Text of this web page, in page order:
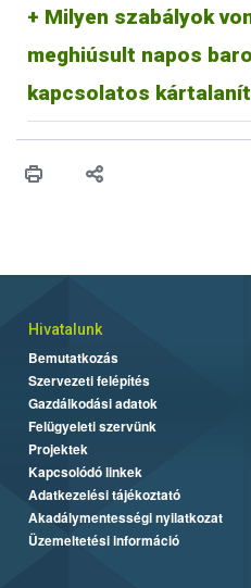
Milyen szabályok
meghiúsult napos
kapcsolatos
felelősségére folytatja. Mivel
leölés elrendeléséhez,
vállalkozást.
Hivatalunk
Bemutatkozás
Szervezeti felépítés
Gazdálkodási adatok
Felügyeleti szervünk
Projektek
Kapcsolódó linkek
Adatkezelési tájékoztató
Akadálymentességi nyilatkozat
Üzemeltetési információ